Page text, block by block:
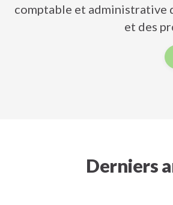
comptable et administrative
et des
Derniers